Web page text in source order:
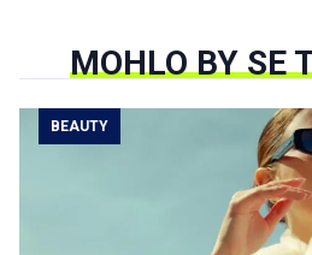
MOHLO BY SE
BEAUTY